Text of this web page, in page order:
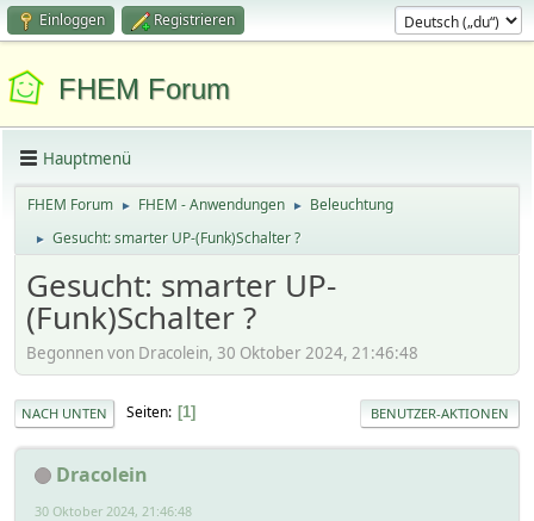
Einloggen Registrieren
FHEM Forum
Hauptmenü
FHEM Forum ► FHEM - Anwendungen ► Beleuchtung
► Gesucht: smarter UP-(Funk)Schalter ?
Gesucht: smarter UP-
(Funk)Schalter ?
Begonnen von Dracolein, 30 Oktober 2024, 21:46:48
NACH UNTEN Seiten 1 BENUTZER-AKTIONEN
Dracolein
30 Oktober 2024, 21:46:48